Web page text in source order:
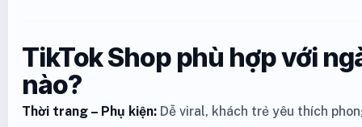
TikTok Shop phù hợp với
nào?
Thời trang – Phụ kiện: Dễ viral, khách trẻ yêu thích